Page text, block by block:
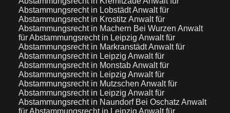
Abstammungsrecht in LobstädtAnwalt für
Abstammungsrecht in Krostitz Anwalt für
Abstammungsrecht in Machern Bei Wurzen Anwalt
für Abstammungsrecht in Leipzig Anwalt für
Abstammungsrecht in MarkranstädtAnwalt für
Abstammungsrecht in Leipzig Anwalt für
Abstammungsrecht in MonstabAnwalt für
Abstammungsrecht in Leipzig Anwalt für
Abstammungsrecht in Mutzschen Anwalt für
Abstammungsrecht in Leipzig Anwalt für
Abstammungsrecht in Naundorf Bei Oschatz Anwalt
für Abstammungsrecht in Leipzig Anwalt für